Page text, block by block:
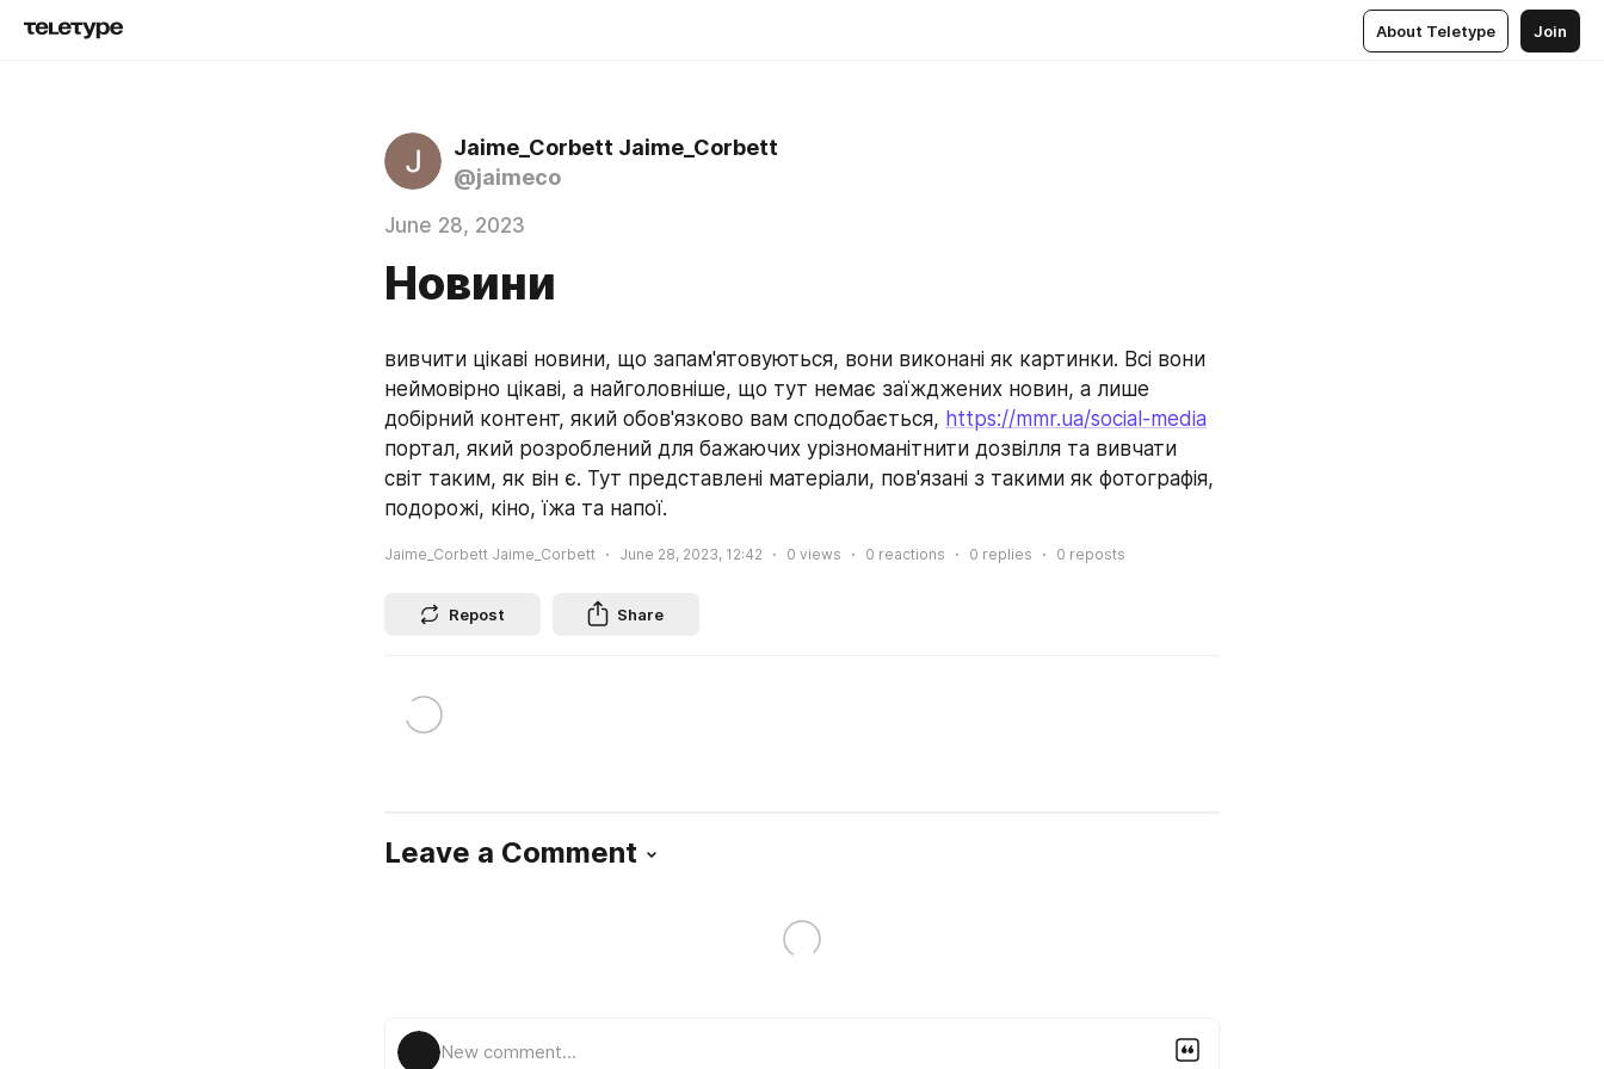
About Teletype Join
Jaime_Corbett Jaime_Corbett
@jaimeco
June 28, 2023
Новини
вивчити цікаві новини, що запам'ятовуються, вони виконані як картинки. Всі вони
неймовірно цікаві, а найголовніше, що тут немає заїжджених новин, а лише
добірний контент, який обов'язково вам сподобається, https://mmr.ua/social-media
портал, який розроблений для бажаючих урізноманітнити дозвілля та вивчати
світ таким, як він є. Тут представлені матеріали, пов'язані з такими як фотографія,
подорожі, кіно, їжа та напої.
Jaime_Corbett Jaime_Corbett June 28, 2023, 12:42 0 views 0 reactions 0 replies 0 reposts
Repost Share
Leave a Comment